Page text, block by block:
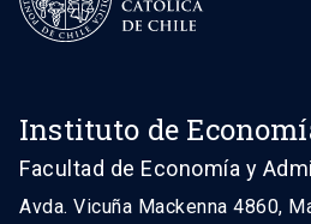
Instituto de
Facultad de Economía y
Avda. Vicuña Mackenna 4860,